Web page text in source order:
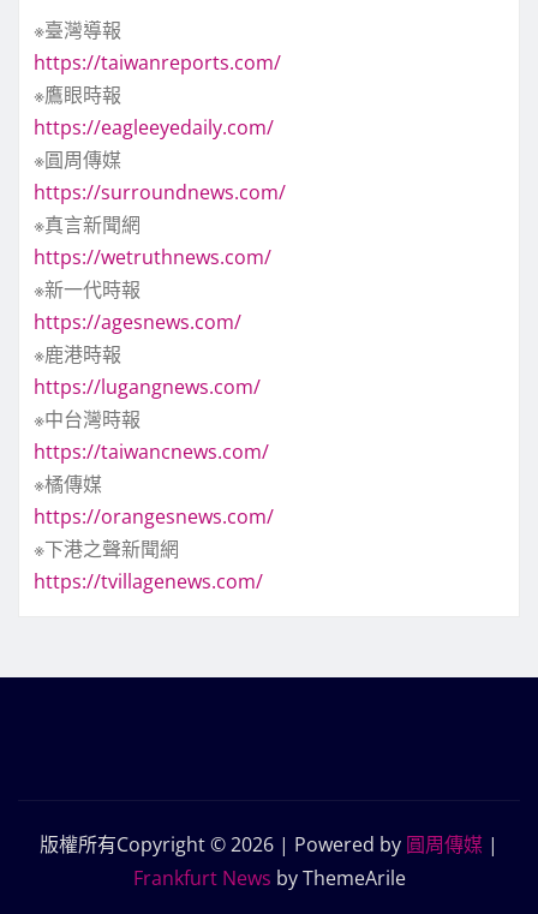
※臺灣導報
https://taiwanreports.com/
※鷹眼時報
https://eagleeyedaily.com/
※圓周傳媒
https://surroundnews.com/
※真言新聞網
https://wetruthnews.com/
※新一代時報
https://agesnews.com/
※鹿港時報
https://lugangnews.com/
※中台灣時報
https://taiwancnews.com/
※橘傳媒
https://orangesnews.com/
※下港之聲新聞網
https://tvillagenews.com/
版權所有Copyright © 2026 | Powered by 圓周傳媒 |
Frankfurt News by ThemeArile